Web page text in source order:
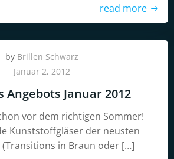
read more
by Brillen Schwarz
Januar 2, 2012
Angebots Januar 2012
vor dem richtigen Sommer!
Kunststoffgläser der neusten
in Braun oder […]